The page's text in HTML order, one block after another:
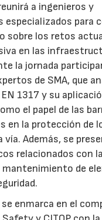
a ingenieros y
especializados para
sobre los retos
en las
la jornada
de SMA, que
1317 y su
el papel de las
en la protección de
vía. Además, se
relacionados con la
de
enmarca en el